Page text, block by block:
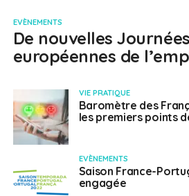
EVÈNEMENTS
De nouvelles Journées
européennes de
VIE PRATIQUE
Baromètre des
les premiers points
EVÈNEMENTS
Saison France-
engagée